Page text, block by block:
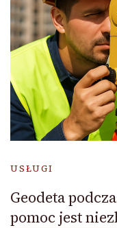
USŁUGI
Geodeta
pomoc jest